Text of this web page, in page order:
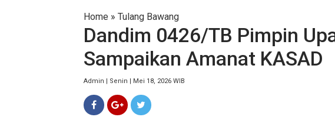
Home » Tulang Bawang
Dandim 0426/TB Pimpin
Sampaikan Amanat KASAD
Admin | Senin | Mei 18, 2026 WIB